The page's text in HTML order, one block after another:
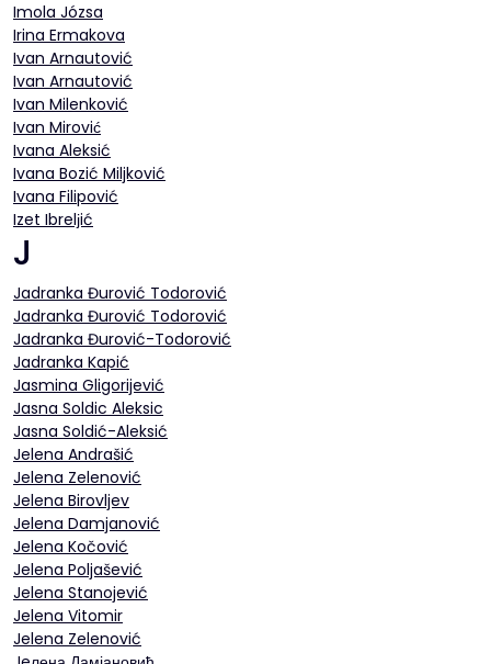
Imola Józsa
Irina Ermakova
Ivan Arnautović
Ivan Arnautović
Ivan Milenković
Ivan Mirović
Ivana Aleksić
Ivana Bozić Miljković
Ivana Filipović
Izet Ibrelјić
J
Jadranka Đurović Todorović
Jadranka Đurović Todorović
Jadranka Đurović-Todorović
Jadranka Kapić
Jasmina Gligorijević
Jasna Soldic Aleksic
Jasna Soldić-Aleksić
Jelena Andrašić
Jelena Zelenović
Jelena Birovljev
Jelena Damjanović
Jelena Kočović
Jelena Poljašević
Jelena Stanojević
Jelena Vitomir
Jelena Zelenović